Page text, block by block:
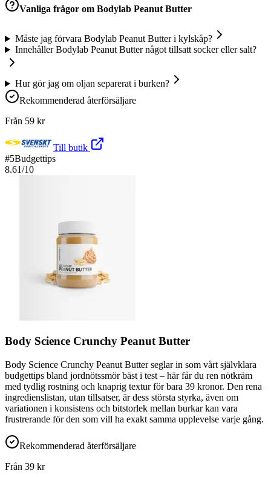
Vanliga frågor om Bodylab Peanut Butter
Måste jag förvara Bodylab Peanut Butter i kylskåp?
Innehåller Bodylab Peanut Butter något tillsatt socker eller salt?
Hur gör jag om oljan separerat i burken?
Rekommenderad återförsäljare
Från 59 kr
Till butik
#5Budgettips
8.61/10
Body Science Crunchy Peanut Butter
Body Science Crunchy Peanut Butter seglar in som vårt självklara
budgettips bland jordnötssmör bäst i test – här får du ren nötkräm
med tydlig rostning och knaprig textur för bara 39 kronor. Den rena
ingredienslistan, utan tillsatser, är dess största styrka, även om
variationen i konsistens och bitstorlek mellan burkar kan vara
frustrerande för den som vill ha exakt samma upplevelse varje gång.
Rekommenderad återförsäljare
Från 39 kr